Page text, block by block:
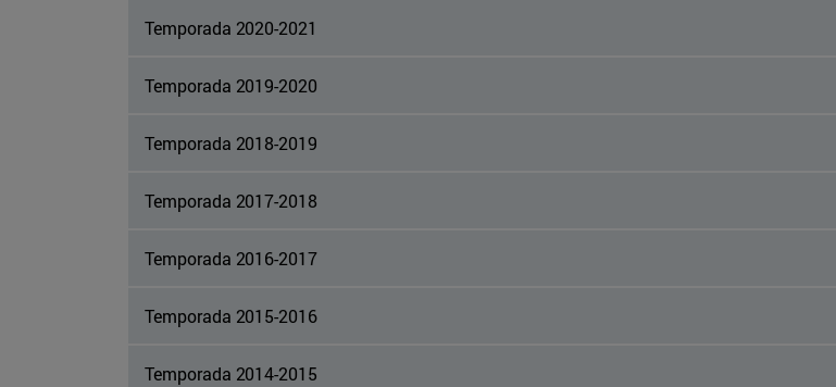
Temporada 2020-2021
Temporada 2019-2020
Temporada 2018-2019
Temporada 2017-2018
Temporada 2016-2017
Temporada 2015-2016
Temporada 2014-2015